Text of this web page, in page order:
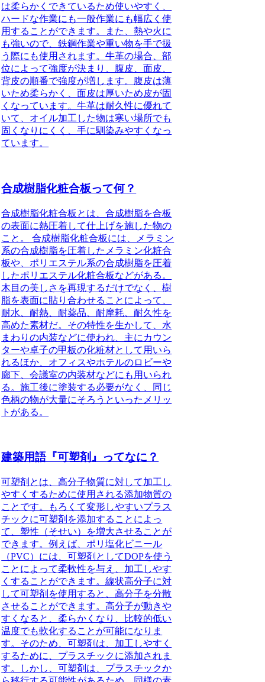
は柔らかくできているため使いやすく、
ハードな作業にも一般作業にも幅広く使
用することができます。また、熱や火に
も強いので、鉄鋼作業や重い物を手で扱
う際にも使用されます。牛革の場合、部
位によって強度が決まり、腹皮、面皮、
背皮の順番で強度が増します。腹皮は薄
いため柔らかく、面皮は厚いため皮が固
くなっています。牛革は耐久性に優れて
いて、オイル加工した物は寒い場所でも
固くなりにくく、手に馴染みやすくなっ
ています。
合成樹脂化粧合板って何？
合成樹脂化粧合板とは、合成樹脂を合板
の表面に熱圧着して仕上げを施した物の
こと。
合成樹脂化粧合板には、メラミン
系の合成樹脂を圧着したメラミン化粧合
板や、ポリエステル系の合成樹脂を圧着
したポリエステル化粧合板などがある。
木目の美しさを再現するだけでなく、樹
脂を表面に貼り合わせることによって、
耐水、耐熱、耐薬品、耐摩耗、耐久性を
高めた素材だ。その特性を生かして、水
まわりの内装などに使われ、主にカウン
ターや卓子の甲板の化粧材として用いら
れるほか、オフィスやホテルのロビーや
廊下、会議室の内装材などにも用いられ
る。施工後に塗装する必要がなく、同じ
色柄の物が大量にそろうといったメリッ
トがある。
建築用語『可塑剤』ってなに？
可塑剤とは、高分子物質に対して加工し
やすくするために使用される添加物質の
ことです。
もろくて変形しやすいプラス
チックに可塑剤を添加することによっ
て、塑性（そせい）を増大させることが
できます。例えば、ポリ塩化ビニール
（PVC）には、可塑剤としてDOPを使う
ことによって柔軟性を与え、加工しやす
くすることができます。線状高分子に対
して可塑剤を使用すると、高分子を分散
させることができます。高分子が動きや
すくなると、柔らかくなり、比較的低い
温度でも軟化することが可能になりま
す。そのため、可塑剤は、加工しやすく
するために、プラスチックに添加されま
す。しかし、可塑剤は、プラスチックか